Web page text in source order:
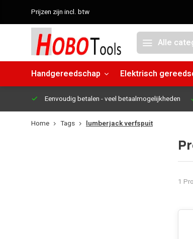
Prijzen zijn incl. btw
Alle
Handgereedschap Elektrisch
Eenvoudig betalen - veel betaalmogelijkheden
Home Tags lumberjack verfspuit
1